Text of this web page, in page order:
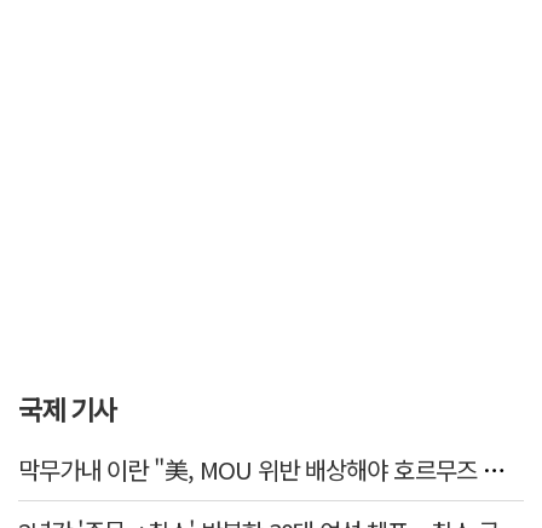
국제 기사
막무가내 이란 "美, MOU 위반 배상해야 호르무즈 재개방"